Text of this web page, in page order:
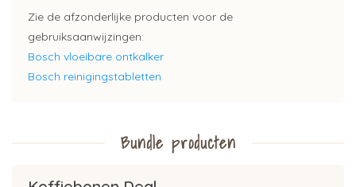
Zie de afzonderlijke producten voor de
gebruiksaanwijzingen:
Bosch vloeibare ontkalker
Bosch reinigingstabletten
Bundle producten